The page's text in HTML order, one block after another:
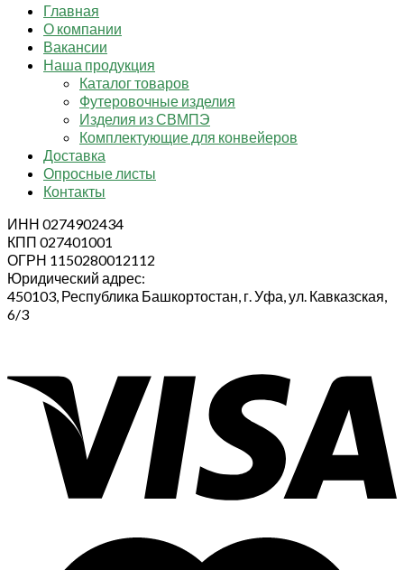
Главная
О компании
Вакансии
Наша продукция
Каталог товаров
Футеровочные изделия
Изделия из СВМПЭ
Комплектующие для конвейеров
Доставка
Опросные листы
Контакты
ИНН 0274902434
КПП 027401001
ОГРН 1150280012112
Юридический адрес:
450103, Республика Башкортостан, г. Уфа, ул. Кавказская,
6/3